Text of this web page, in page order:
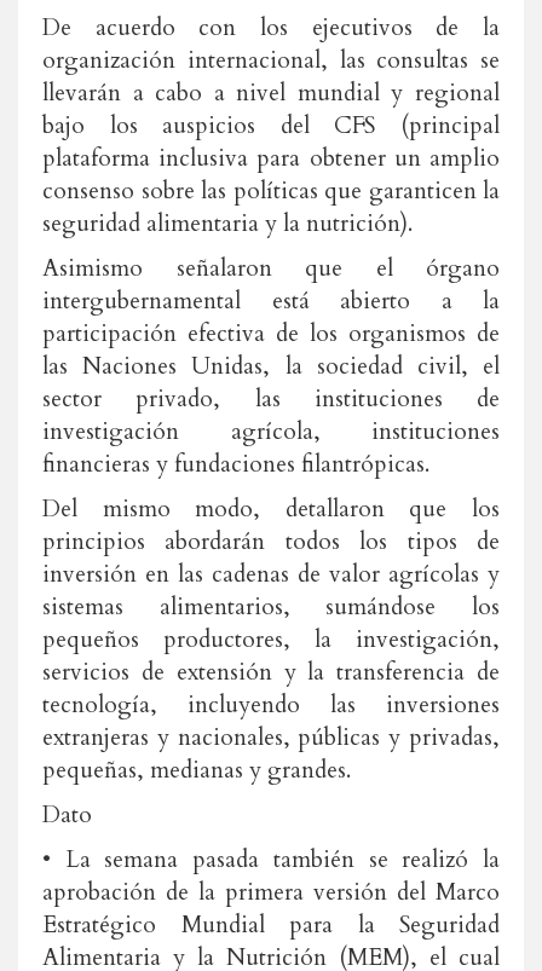
De acuerdo con los ejecutivos de la
organización internacional, las consultas se
llevarán a cabo a nivel mundial y regional
bajo los auspicios del CFS (principal
plataforma inclusiva para obtener un amplio
consenso sobre las políticas que garanticen la
seguridad alimentaria y la nutrición).
Asimismo señalaron que el órgano
intergubernamental está abierto a la
participación efectiva de los organismos de
las Naciones Unidas, la sociedad civil, el
sector privado, las instituciones de
investigación agrícola, instituciones
financieras y fundaciones filantrópicas.
Del mismo modo, detallaron que los
principios abordarán todos los tipos de
inversión en las cadenas de valor agrícolas y
sistemas alimentarios, sumándose los
pequeños productores, la investigación,
servicios de extensión y la transferencia de
tecnología, incluyendo las inversiones
extranjeras y nacionales, públicas y privadas,
pequeñas, medianas y grandes.
Dato
• La semana pasada también se realizó la
aprobación de la primera versión del Marco
Estratégico Mundial para la Seguridad
Alimentaria y la Nutrición (MEM), el cual